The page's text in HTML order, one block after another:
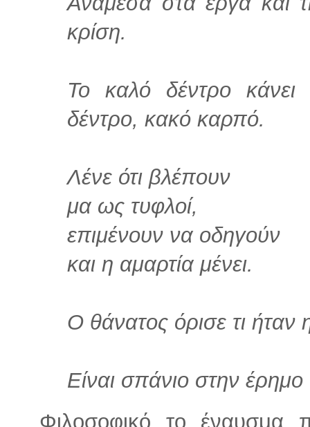
κρίση.
Το καλό δέντρο
δέντρο, κακό καρπό.
Λένε ότι βλέπουν
μα ως τυφλοί,
επιμένουν να οδηγούν
και η αμαρτία μένει.
Ο θάνατος όρισε τι ήταν
Είναι σπάνιο στην
Φιλοσοφικό το